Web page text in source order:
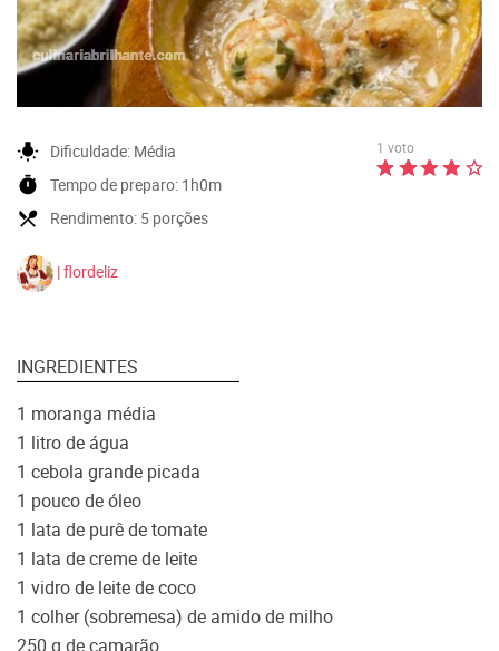
1 voto
wb_incandescent Dificuldade: Média
timer Tempo de preparo: 1h0m
local_dining Rendimento: 5 porções
| flordeliz
INGREDIENTES
1 moranga média
1 litro de água
1 cebola grande picada
1 pouco de óleo
1 lata de purê de tomate
1 lata de creme de leite
1 vidro de leite de coco
1 colher (sobremesa) de amido de milho
250 g de camarão